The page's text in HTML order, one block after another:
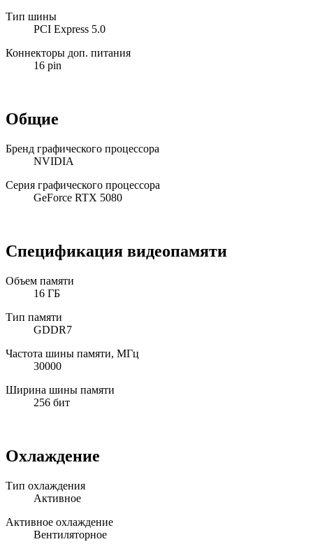
Тип шины
PCI Express 5.0
Коннекторы доп. питания
16 pin
Общие
Бренд графического процессора
NVIDIA
Серия графического процессора
GeForce RTX 5080
Спецификация видеопамяти
Объем памяти
16 ГБ
Тип памяти
GDDR7
Частота шины памяти, МГц
30000
Ширина шины памяти
256 бит
Охлаждение
Тип охлаждения
Активное
Активное охлаждение
Вентиляторное